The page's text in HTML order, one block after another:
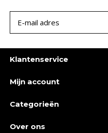
Klantenservice
Mijn account
Categorieën
Over ons